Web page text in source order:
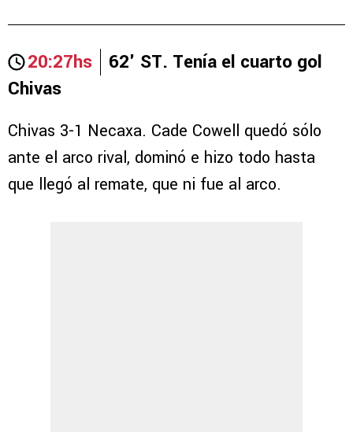
20:27hs
62' ST. Tenía el cuarto gol
Chivas
Chivas 3-1 Necaxa. Cade Cowell quedó sólo
ante el arco rival, dominó e hizo todo hasta
que llegó al remate, que ni fue al arco.